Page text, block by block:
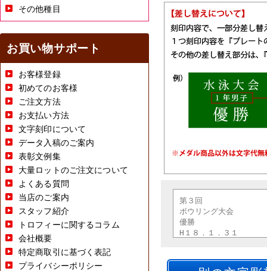
その他種目
お買い物サポート
お客様登録
初めてのお客様
ご注文方法
お支払い方法
文字刻印について
データ入稿のご案内
表彰文例集
大量ロットのご注文について
よくある質問
当店のご案内
スタッフ紹介
トロフィーに関するコラム
会社概要
特定商取引に基づく表記
プライバシーポリシー